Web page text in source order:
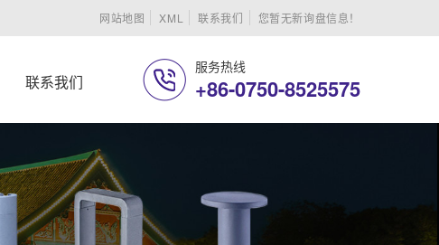
网站地图 XML 联系我们 您暂无新询盘信息！
联系我们
服务热线
+86-0750-8525575